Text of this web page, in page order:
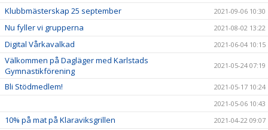
Klubbmästerskap 25 september 2021-09-06 10:30
Nu fyller vi grupperna 2021-08-02 13:22
Digital Vårkavalkad 2021-06-04 10:15
Välkommen på Dagläger med Karlstads
Gymnastikförening
2021-05-24 07:19
Bli Stödmedlem!
2021-05-17 10:24
2021-05-06 10:43
10% på mat på Klaraviksgrillen 2021-04-22 09:07